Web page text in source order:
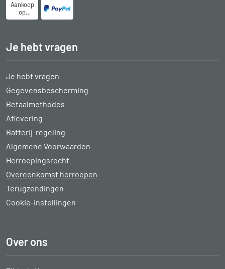
Aankoop
op
rekening
Je hebt vragen
Je hebt vragen
Gegevensbescherming
Betaalmethodes
Aflevering
Batterij-regeling
Algemene Voorwaarden
Herroepingsrecht
Overeenkomst herroepen
Terugzendingen
Cookie-instellingen
Over ons